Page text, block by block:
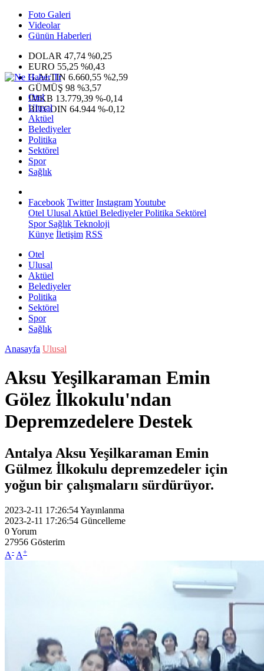
Foto Galeri
Videolar
Günün Haberleri
DOLAR 47,74 %0,25
EURO 55,25 %0,43
G.ALTIN 6.660,55 %2,59
GÜMÜŞ 98 %3,57
IMKB 13.779,39 %-0,14
BITCOIN 64.944 %-0,12
Otel
Ulusal
Aktüel
Belediyeler
Politika
Sektörel
Spor
Sağlık
Facebook Twitter InstagramYoutube
Otel Ulusal Aktüel BelediyelerPolitika Sektörel
SporSağlık Teknoloji
Künye İletişim RSS
Otel
Ulusal
Aktüel
Belediyeler
Politika
Sektörel
Spor
Sağlık
Anasayfa Ulusal
Aksu Yeşilkaraman Emin
Gölez İlkokulu'ndan
Depremzedelere Destek
Antalya Aksu Yeşilkaraman Emin
Gülmez İlkokulu depremzedeler için
yoğun bir çalışmalarıı sürdürüyor.
2023-2-11 17:26:54Yayınlanma
2023-2-11 17:26:54 Güncelleme
0Yorum
27956 Gösterim
A- A+